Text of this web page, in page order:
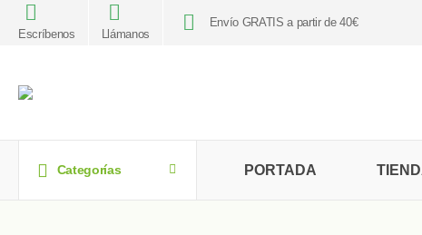
Escríbenos Llámanos
Envío GRATIS a partir de 40€
Categorías PORTADA